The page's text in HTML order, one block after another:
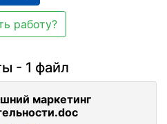
работу?
- 1 файл
маркетинг